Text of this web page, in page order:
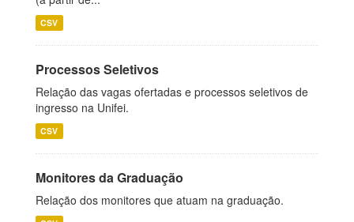
CSV
Processos Seletivos
Relação das vagas ofertadas e processos seletivos de
ingresso na Unifei.
CSV
Monitores da Graduação
Relação dos monitores que atuam na graduação.